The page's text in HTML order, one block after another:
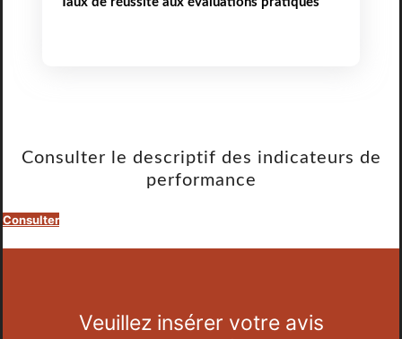
Consulter le descriptif des indicateurs de
performance
Consulter
Veuillez insérer votre avis